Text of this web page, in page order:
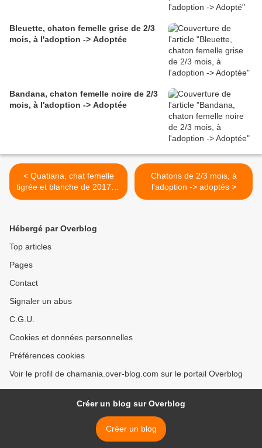
Bleuette, chaton femelle grise de 2/3
mois, à l'adoption -> Adoptée
Bandana, chaton femelle noire de 2/3
mois, à l'adoption -> Adoptée
< Quatiana, chat femelle
tigrée et blanche de 2017, à
l'adoption -> adoptée
Chatons de 2/3 mois, à
l'adoption -> adoptés >
Hébergé par Overblog
Top articles
Pages
Contact
Signaler un abus
C.G.U.
Cookies et données personnelles
Préférences cookies
Voir le profil de chamania.over-blog.com sur le portail Overblog
Créer un blog sur Overblog
Créer un blog